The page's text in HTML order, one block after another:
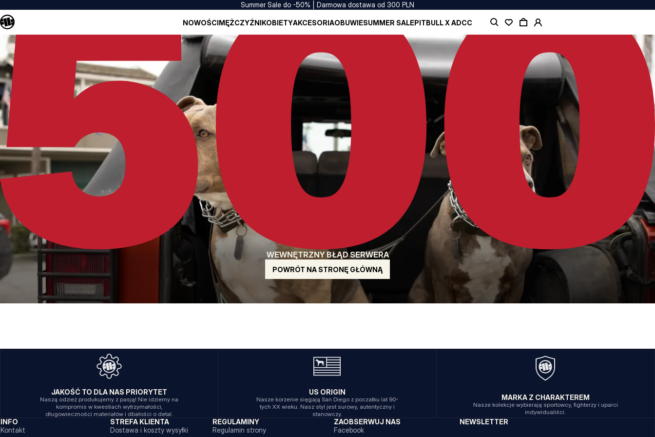
Summer Sale do -50% | Darmowa dostawa od 300 PLN
NOWOŚCIMĘŻCZYŹNIKOBIETYAKCESORIAOBUWIESUMMER SALEPITBULL X ADCC
WEWNĘTRZNY BŁĄD SERWERA
POWRÓT NA STRONĘ GŁÓWNĄ
JAKOŚĆ TO DLA NAS PRIORYTET
Naszą odzież produkujemy z pasją! Nie idziemy na
kompromis w kwestiach wytrzymałości,
długowieczności materiałów i dbałości o detal.
US ORIGIN
Nasze korzenie sięgają San Diego z poczatku lat 90-
tych XX wieku. Nasz styl jest surowy, autentyczny i
stanowczy.
MARKA Z CHARAKTEREM
Nasze kolekcje wybierają sportowcy, fighterzy i uparci
indywidualiści.
INFO
Kontakt
STREFA KLIENTA
Dostawa i koszty wysyłki
REGULAMINY
Regulamin strony
ZAOBSERWUJ NAS
Facebook
NEWSLETTER